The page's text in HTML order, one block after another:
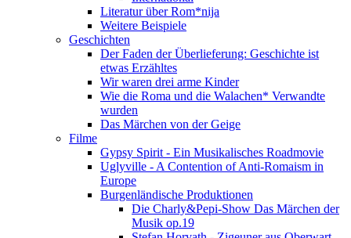
Literatur über Rom*nija
Weitere Beispiele
Geschichten
Der Faden der Überlieferung: Geschichte ist
etwas Erzähltes
Wir waren drei arme Kinder
Wie die Roma und die Walachen* Verwandte
wurden
Das Märchen von der Geige
Filme
Gypsy Spirit - Ein Musikalisches Roadmovie
Uglyville - A Contention of Anti-Romaism in
Europe
Burgenländische Produktionen
Die Charly&Pepi-Show Das Märchen der
Musik op.19